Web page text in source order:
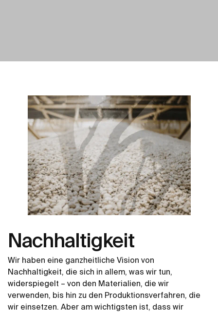
Nachhaltigkeit
Wir haben eine ganzheitliche Vision von
Nachhaltigkeit, die sich in allem, was wir tun,
widerspiegelt – von den Materialien, die wir
verwenden, bis hin zu den Produktionsverfahren, die
wir einsetzen. Aber am wichtigsten ist, dass wir